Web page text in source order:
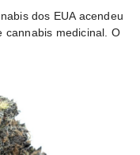
dos EUA acendeu
cannabis medicinal. O